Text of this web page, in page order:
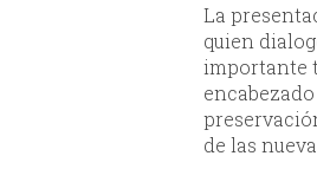
La
quien
importante
de las